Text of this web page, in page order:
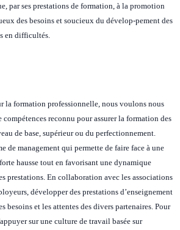
par ses prestations de formation, à la promotion
des besoins et soucieux du dévelop-pement des
en difficultés.
la formation professionnelle, nous voulons nous
reconnu pour assurer la formation des
de base, supérieur ou du perfectionnement.
de management qui permette de faire face à une
hausse tout en favorisant une dynamique
prestations. En collaboration avec les associations
développer des prestations d’enseignement
besoins et les attentes des divers partenaires. Pour
sur une culture de travail basée sur